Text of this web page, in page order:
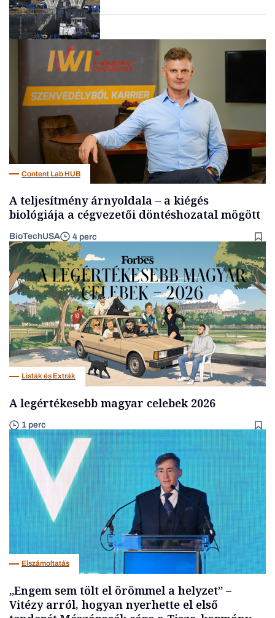
Content Lab HUB
A teljesítmény árnyoldala – a kiégés
biológiája a cégvezetői döntéshozatal mögött
BioTechUSA 4 perc
Listák és Extrák
A legértékesebb magyar celebek 2026
1 perc
Elszámoltatás
„Engem sem tölt el örömmel a helyzet” –
Vitézy arról, hogyan nyerhette el első